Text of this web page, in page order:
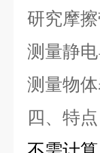
研究摩
测量静
测量物
四、 特点